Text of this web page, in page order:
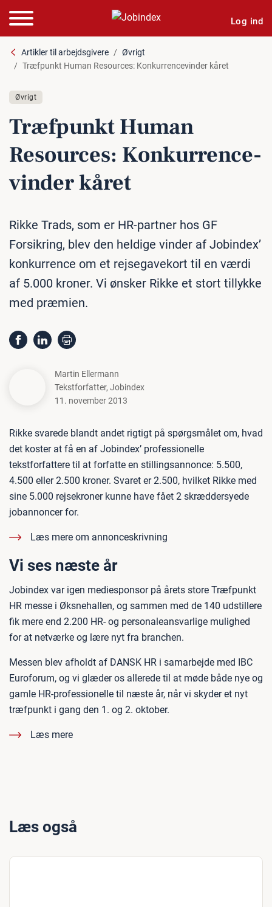
Log ind
Artikler til arbejdsgivere
Øvrigt
Træfpunkt Human Resources: Konkurrencevinder kåret
Øvrigt
Træfpunkt Human
Resources: Kon­kur­ren­ce­
vin­der kåret
Rikke Trads, som er HR-partner hos GF
Forsikring, blev den heldige vinder af Jobindex’
konkurrence om et rejsegavekort til en værdi
af 5.000 kroner. Vi ønsker Rikke et stort tillykke
med præmien.
Martin Ellermann
Tekstforfatter, Jobindex
11. november 2013
Rikke svarede blandt andet rigtigt på spørgsmålet om, hvad
det koster at få en af Jobindex’ professionelle
tekstforfattere til at forfatte en stillingsannonce: 5.500,
4.500 eller 2.500 kroner. Svaret er 2.500, hvilket Rikke med
sine 5.000 rejsekroner kunne have fået 2 skræddersyede
jobannoncer for.
Læs mere om annonceskrivning
Vi ses næste år
Jobindex var igen mediesponsor på årets store Træfpunkt
HR messe i Øksnehallen, og sammen med de 140 udstillere
fik mere end 2.200 HR- og personaleansvarlige mulighed
for at netværke og lære nyt fra branchen.
Messen blev afholdt af DANSK HR i samarbejde med IBC
Euroforum, og vi glæder os allerede til at møde både nye og
gamle HR-professionelle til næste år, når vi skyder et nyt
træfpunkt i gang den 1. og 2. oktober.
Læs mere
Læs også